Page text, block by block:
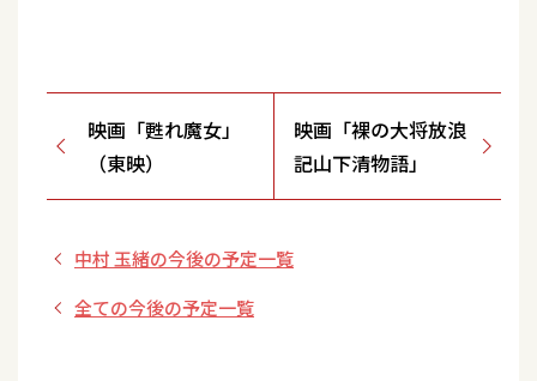
映画「甦れ魔女」
（東映）
映画「裸の大将放浪
記山下清物語」
中村 玉緒の今後の予定一覧
全ての今後の予定一覧